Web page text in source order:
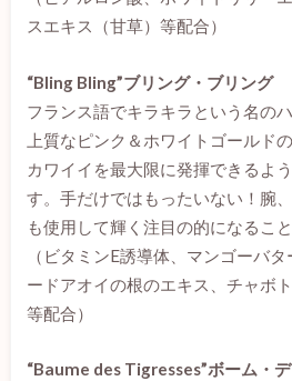
スエキス（甘草）等配合）
“Bling Bling”ブリング・ブリング
フランス語でキラキラという名の
上質なピンク＆ホワイトゴールド
カワイイを最大限に発揮できるよ
す。手だけではもったいない！腕
も使用して輝く注目の的になること
（ビタミンE誘導体、マンゴーバ
ードアオイの根のエキス、チャボ
等配合）
“Baume des Tigresses”ボーム・